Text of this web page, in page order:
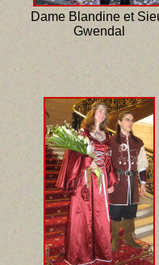
Dame Blandine et
Gwendal